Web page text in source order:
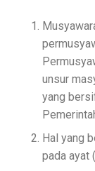
unsur
yang
Hal yang
pada ayat